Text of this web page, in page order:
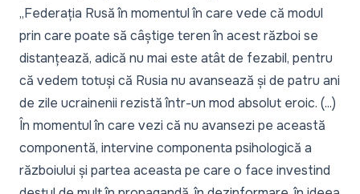
„Federația Rusă în momentul în care vede că modul
prin care poate să câștige teren în acest război se
distanțează, adică nu mai este atât de fezabil, pentru
că vedem totuși că Rusia nu avansează și de patru ani
de zile ucrainenii rezistă într-un mod absolut eroic. (...)
În momentul în care vezi că nu avansezi pe această
componentă, intervine componenta psihologică a
războiului și partea aceasta pe care o face investind